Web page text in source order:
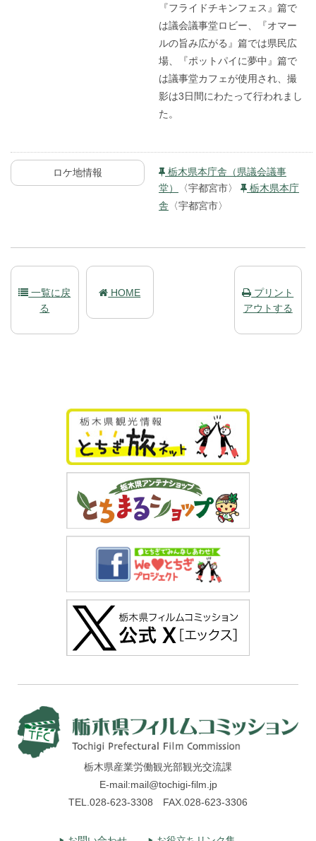
『フライドチキンフェス』篇で
は議会議事堂ロビー、『オマー
ルの旨み広がる』篇では県民広
場、『ポットパイに夢中』篇で
は議事堂カフェが使用され、撮
影は3日間にわたって行われまし
た。
ロケ地情報
栃木県本庁舎（県議会議事
堂）
〈宇都宮市〉
栃木県本庁
舎 〈宇都宮市〉
一覧に戻
る
HOME
プリント
アウトする
栃木県産業労働観光部観光交流課
E-mail:mail@tochigi-film.jp
TEL.028-623-3308 FAX.028-623-3306